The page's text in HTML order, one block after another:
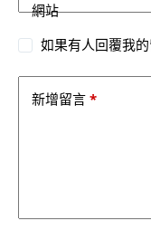
網站
如果有人回覆我
新增留言 *